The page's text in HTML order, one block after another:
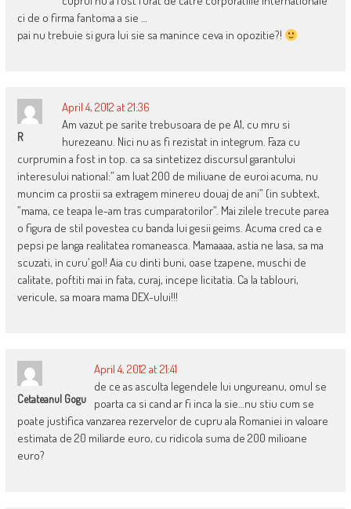
ci de o firma fantoma a sie …
pai nu trebuie si gura lui sie sa manince ceva in opozitie?!
R
April 4, 2012 at 21:36
Am vazut pe sarite trebusoara de pe A1, cu mru si
hurezeanu. Nici nu as fi rezistat in integrum. Faza cu
curprumin a fost in top. ca sa sintetizez discursul garantului
interesului national:” am luat 200 de miliuane de euroi acuma, nu
muncim ca prostii sa extragem minereu douaj de ani” (in subtext,
”mama, ce teapa le-am tras cumparatorilor”. Mai zilele trecute parea
o figura de stil povestea cu banda lui gesii geims. Acuma cred ca e
pepsi pe langa realitatea romaneasca. Mamaaaa, astia ne lasa, sa ma
scuzati, in curu’ gol! Aia cu dinti buni, oase tzapene, muschi de
calitate, poftiti mai in fata, curaj, incepe licitatia. Ca la tablouri,
vericule, sa moara mama DEX-ului!!!
Cetateanul Gogu
April 4, 2012 at 21:41
de ce as asculta legendele lui ungureanu, omul se
poarta ca si cand ar fi inca la sie…nu stiu cum se
poate justifica vanzarea rezervelor de cupru ala Romaniei in valoare
estimata de 20 miliarde euro, cu ridicola suma de 200 milioane
euro?